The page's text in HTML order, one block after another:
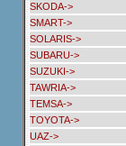
SKODA->
SMART->
SOLARIS->
SUBARU->
SUZUKI->
TAWRIA->
TEMSA->
TOYOTA->
UAZ->